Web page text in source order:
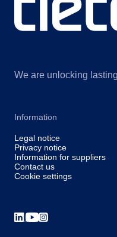
We are unlocking
Information
Legal notice
Privacy notice
Information for suppliers
Contact us
Cookie settings